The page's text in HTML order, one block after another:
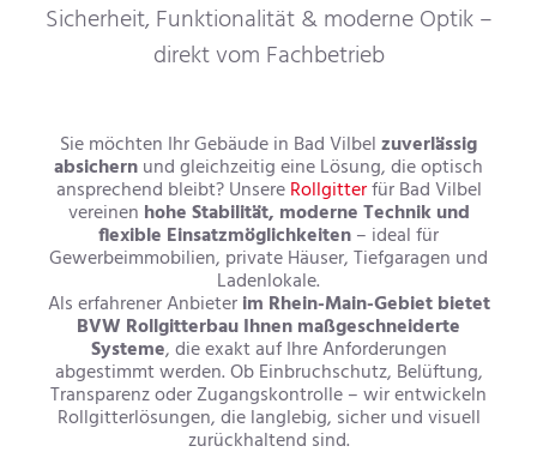
Sicherheit, Funktionalität & moderne Optik –
direkt vom Fachbetrieb
Sie möchten Ihr Gebäude in Bad Vilbelzuverlässig
absichernund gleichzeitig eine Lösung, die optisch
ansprechend bleibt? UnsereRollgitterfür Bad Vilbel
vereinen hohe Stabilität, moderne Technik und
flexible Einsatzmöglichkeiten– ideal für
Gewerbeimmobilien, private Häuser, Tiefgaragen und
Ladenlokale.
Als erfahrener Anbieterim Rhein-Main-Gebiet bietet
BVW Rollgitterbau Ihnen maßgeschneiderte
Systeme, die exakt auf Ihre Anforderungen
abgestimmt werden. Ob Einbruchschutz, Belüftung,
Transparenz oder Zugangskontrolle – wir entwickeln
Rollgitterlösungen, die langlebig, sicher und visuell
zurückhaltend sind.